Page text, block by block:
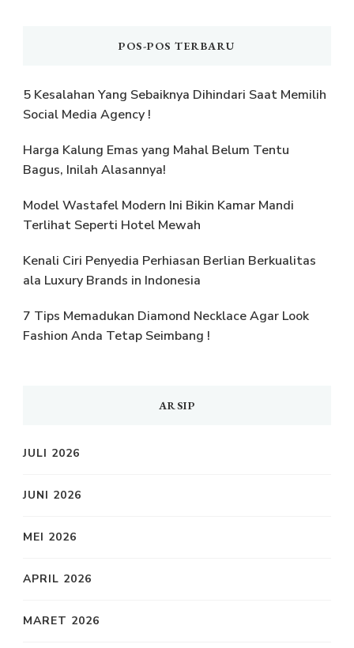
POS-POS TERBARU
5 Kesalahan Yang Sebaiknya Dihindari Saat Memilih
Social Media Agency !
Harga Kalung Emas yang Mahal Belum Tentu
Bagus, Inilah Alasannya!
Model Wastafel Modern Ini Bikin Kamar Mandi
Terlihat Seperti Hotel Mewah
Kenali Ciri Penyedia Perhiasan Berlian Berkualitas
ala Luxury Brands in Indonesia
7 Tips Memadukan Diamond Necklace Agar Look
Fashion Anda Tetap Seimbang !
ARSIP
JULI 2026
JUNI 2026
MEI 2026
APRIL 2026
MARET 2026